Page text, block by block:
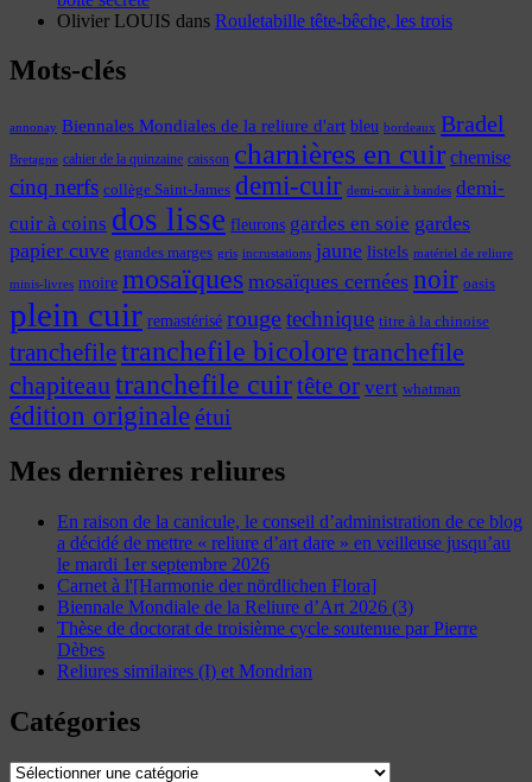
Olivier LOUIS dans Rouletabille tête-bêche, les trois
Mots-clés
annonay Biennales Mondiales de la reliure d'art bleu bordeaux Bradel
Bretagne cahier de la quinzaine caisson charnières en cuir chemise
cinq nerfs collège Saint-James demi-cuir demi-cuir à bandes demi-
cuir à coins dos lisse fleurons gardes en soie gardes
papier cuve grandes marges gris incrustations jaune listels matériel de reliure
minis-livres moire mosaïques mosaïques cernées noir oasis
plein cuir remastérisé rougetechnique titre à la chinoise
tranchefiletranchefile bicolore tranchefile
chapiteautranchefile cuirtête or vert whatman
édition originaleétui
Mes dernières reliures
En raison de la canicule, le conseil d’administration de ce blog
a décidé de mettre « reliure d’art dare » en veilleuse jusqu’au
le mardi 1er septembre 2026
Carnet à l'[Harmonie der nördlichen Flora]
Biennale Mondiale de la Reliure d’Art 2026 (3)
Thèse de doctorat de troisième cycle soutenue par Pierre
Dèbes
Reliures similaires (I) et Mondrian
Catégories
Catégories